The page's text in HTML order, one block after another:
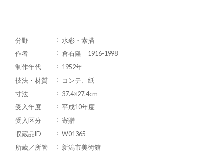
分野
水彩・素描
作者
倉石隆 1916-1998
制作年代
1952年
技法・材質
コンテ、紙
寸法
37.4×27.4cm
受入年度
平成10年度
受入区分
寄贈
収蔵品ID
W01365
所蔵／所管
新潟市美術館